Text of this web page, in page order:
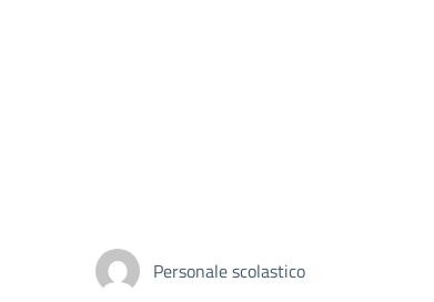
Personale scolastico